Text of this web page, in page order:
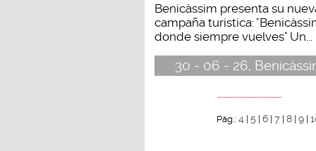
Benicàssim presenta su
campaña turística:
donde siempre vuelves" Un...
30 - 06 - 26,
Pág.: 4| 5| 6| 7| 8| 9|